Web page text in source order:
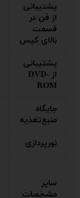
پشتیبانی
از فن در
قسمت
بالای کیس
پشتیبانی
از DVD-
ROM
جایگاه
منبع‌تغذیه
نور‌پردازی
سایر
مشخصات